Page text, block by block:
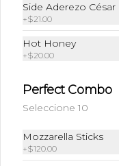
Side Aderezo César
+$21.00
Hot Honey
+$20.00
Perfect Combo
Seleccione 10
Mozzarella Sticks
+$120.00